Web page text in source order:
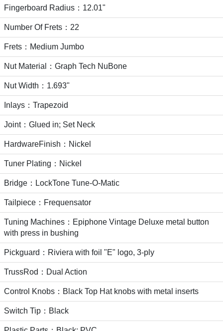
Fingerboard Radius：12.01"
Number Of Frets：22
Frets：Medium Jumbo
Nut Material：Graph Tech NuBone
Nut Width：1.693"
Inlays：Trapezoid
Joint：Glued in; Set Neck
HardwareFinish：Nickel
Tuner Plating：Nickel
Bridge：LockTone Tune-O-Matic
Tailpiece：Frequensator
Tuning Machines：Epiphone Vintage Deluxe metal button
with press in bushing
Pickguard：Riviera with foil "E" logo, 3-ply
TrussRod：Dual Action
Control Knobs：Black Top Hat knobs with metal inserts
Switch Tip：Black